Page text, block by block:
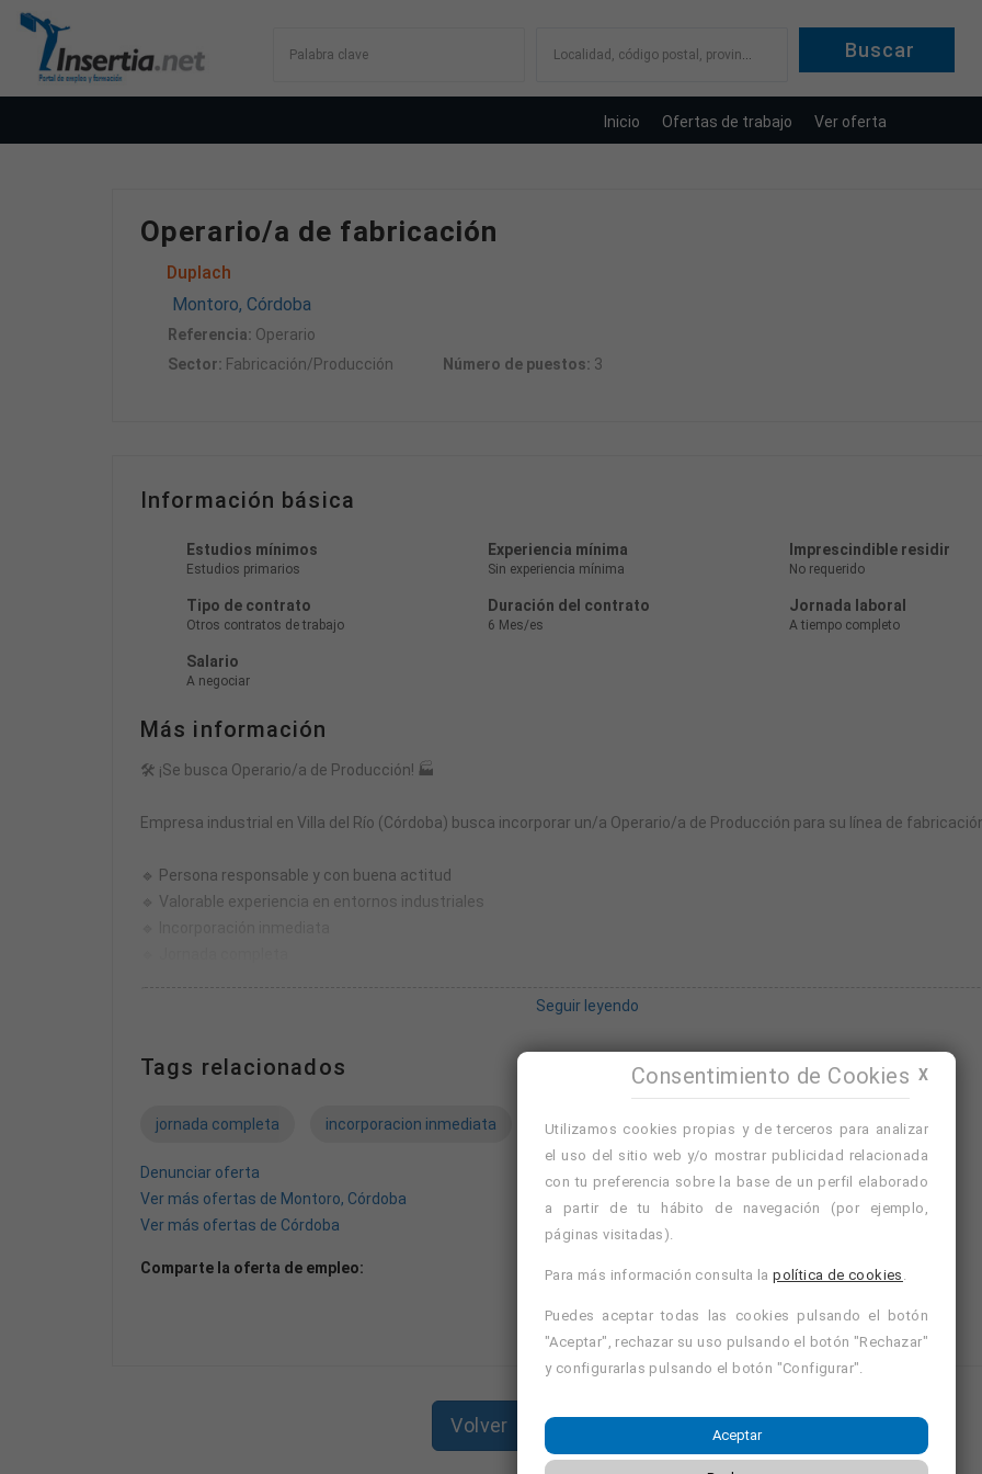
Localidad, código postal, provincia
Inicio Ofertas de trabajo Ver oferta
Operario/a de fabricación
Duplach
Montoro, Córdoba
Referencia: Operario
Sector: Fabricación/Producción Número de puestos: 3
Información básica
Estudios mínimos
Estudios primarios
Experiencia mínima
Sin experiencia mínima
Imprescindible residir
No requerido
Tipo de contrato
Otros contratos de trabajo
Duración del contrato
6 Mes/es
Jornada laboral
A tiempo completo
Salario
A negociar
Más información
🛠️ ¡Se busca Operario/a de Producción! 🏭
Empresa industrial en Villa del Río (Córdoba) busca incorporar un/a Operario/a de Producción para su línea de
🔹 Persona responsable y con buena actitud
🔹 Valorable experiencia en entornos industriales
Seguir leyendo
Tags relacionados
jornada completa incorporacion inmediata operario operario/a de fabricacion
Denunciar oferta
Ver más ofertas de Montoro, Córdoba
Ver más ofertas de Córdoba
Avísame de ofertas similares Nuevo
Ver cursos de formación de Montoro, Córdoba
Ver cursos de formación de Córdoba
Comparte la oferta de empleo:
Volver Enviar currículum
X
Consentimiento de Cookies
Utilizamos cookies propias y de terceros para analizar
el uso del sitio web y/o mostrar publicidad relacionada
con tu preferencia sobre la base de un perfil elaborado
a partir de tu hábito de navegación (por ejemplo,
páginas visitadas).
Para más información consulta lapolítica de cookies
Puedes aceptar todas las cookies pulsando el botón
"Aceptar", rechazar su uso pulsando el botón "Rechazar"
y configurarlas pulsando el botón "Configurar".
Aceptar